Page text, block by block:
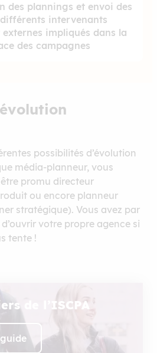
des plannings et envoi des
intervenants
impliqués dans la
des campagnes
possibilités d’évolution
média-planneur, vous
promu directeur
ou encore planneur
stratégique). Vous avez par
votre propre agence si
tente !
de l’ISCPA